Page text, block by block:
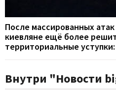
После массированных
киевляне ещё более
территориальные
Внутри "Новости